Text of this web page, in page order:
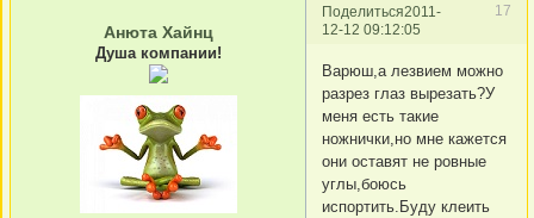
Поделиться 17
2011-
12-12 09:12:05
Анюта Хайнц
Душа компании!
Варюш,а лезвием можно
разрез глаз вырезать?У
меня есть такие
ножнички,но мне кажется
они оставят не ровные
углы,боюсь
испортить.Буду клеить